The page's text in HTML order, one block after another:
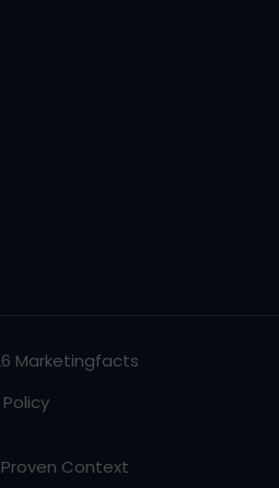
Marketingfacts
Context